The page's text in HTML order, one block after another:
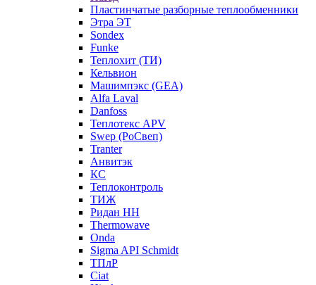
Пластинчатые разборные теплообменники
Этра ЭТ
Sondex
Funke
Теплохит (ТИ)
Кельвион
Машимпэкс (GEA)
Alfa Laval
Danfoss
Теплотекс APV
Swep (РоСвеп)
Tranter
Анвитэк
КС
Теплоконтроль
ТИЖ
Ридан НН
Thermowave
Onda
Sigma API Schmidt
ТПлР
Ciat